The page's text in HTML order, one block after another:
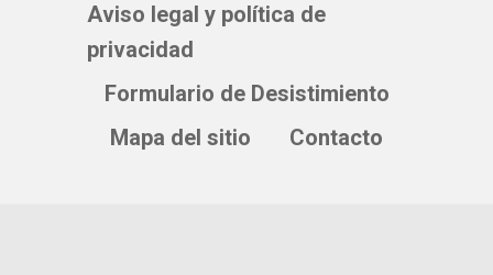
Aviso legal y política de
privacidad
Formulario de Desistimiento
Mapa del sitio
Contacto